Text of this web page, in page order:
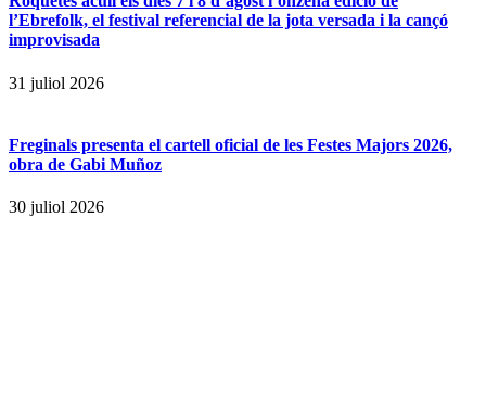
l’Ebrefolk, el festival referencial de la jota versada i la cançó
improvisada
31 juliol 2026
Freginals presenta el cartell oficial de les Festes Majors 2026,
obra de Gabi Muñoz
30 juliol 2026